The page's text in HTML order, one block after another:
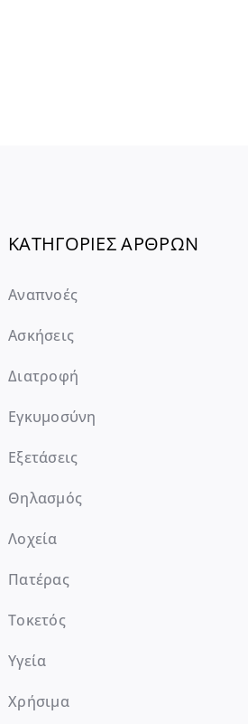
ΚΑΤΗΓΟΡΙΕΣ ΑΡΘΡΩΝ
Αναπνοές
Ασκήσεις
Διατροφή
Εγκυμοσύνη
Εξετάσεις
Θηλασμός
Λοχεία
Πατέρας
Τοκετός
Υγεία
Χρήσιμα